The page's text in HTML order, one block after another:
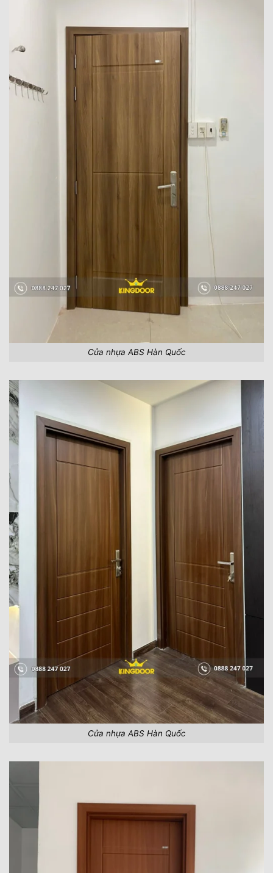
Cửa nhựa ABS Hàn Quốc
Cửa nhựa ABS Hàn Quốc